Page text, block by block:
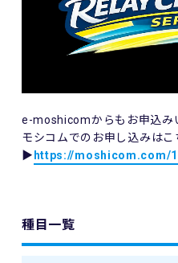
e-moshicomからもお申込み
モシコムでのお申し込みはこ
▶ https://moshicom.com/
種目一覧